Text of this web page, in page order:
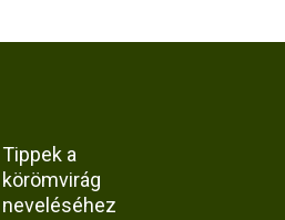
Tippek a
körömvirág
neveléséhez